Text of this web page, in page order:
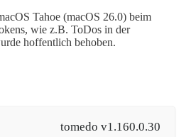
Tahoe (macOS 26.0) beim
wie z.B. ToDos in der
hoffentlich behoben.
tomedo v1.160.0.30